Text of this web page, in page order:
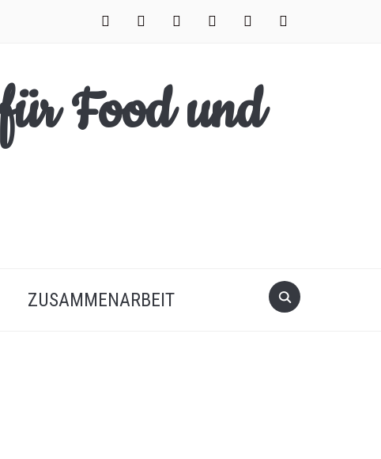
facebook instagram pinterest twitter xing youtube
Search
for:
ZUSAMMENARBEIT